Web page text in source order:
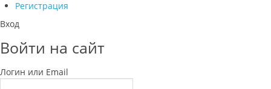
Регистрация
Вход
Войти на сайт
Логин или Email